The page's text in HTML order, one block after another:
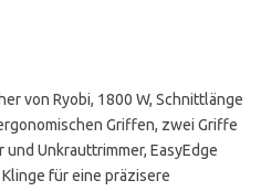
von Ryobi, 1800 W, Schnittlänge
Griffen, zwei Griffe
Unkrauttrimmer, EasyEdge
für eine präzisere